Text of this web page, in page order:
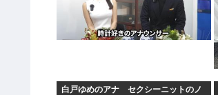
白戸ゆめのアナ セクシーニットのノ